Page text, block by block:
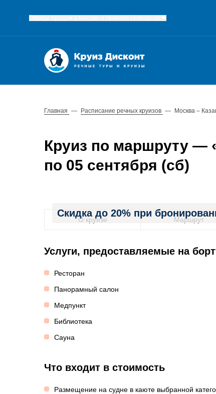
Главная — Расписание речных круизов — Москва –
Круиз по маршруту —
по 05 сентября (сб)
Скидка до 20% при
О круизе Маршрут
Услуги, предоставляемые на
Ресторан
Панорамный салон
Медпункт
Библиотека
Сауна
Что входит в стоимость
Размещение на судне в каюте выбранной